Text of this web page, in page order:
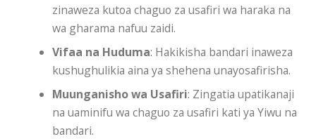
zinaweza kutoa chaguo za usafiri wa haraka na
wa gharama nafuu zaidi.
Vifaa na Huduma: Hakikisha bandari inaweza
kushughulikia aina ya shehena unayosafirisha.
Muunganisho wa Usafiri: Zingatia upatikanaji
na uaminifu wa chaguo za usafiri kati ya Yiwu na
bandari.